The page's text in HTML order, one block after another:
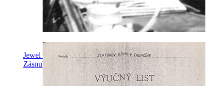
Jewel of Love
Zásnubné prstne z kolekcie Jewel of Love.